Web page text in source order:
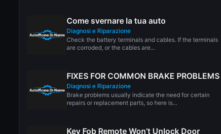
Come svernare la tua auto
Diagnosi e Riparazione
Check the battery terminals and cables. If the terminals
are corroded, or the cables are...
FIXES FOR COMMON BRAKE PROBLEMS
Diagnosi e Riparazione
Brake problems usually indicate the need for certain
repairs or replacement parts, so here is...
Key Fob Remote Won’t Unlock Door